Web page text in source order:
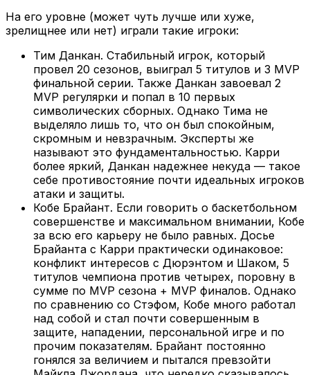
На его уровне (может чуть лучше или хуже,
зрелищнее или нет) играли такие игроки:
Тим Данкан. Стабильный игрок, который
провел 20 сезонов, выиграл 5 титулов и 3 MVP
финальной серии. Также Данкан завоевал 2
MVP регулярки и попал в 10 первых
символических сборных. Однако Тима не
выделяло лишь то, что он был спокойным,
скромным и невзрачным. Эксперты же
называют это фундаментальностью. Карри
более яркий, Данкан надежнее некуда — такое
себе противостояние почти идеальных игроков
атаки и защиты.
Кобе Брайант. Если говорить о баскетбольном
совершенстве и максимальном внимании, Кобе
за всю его карьеру не было равных. Досье
Брайанта с Карри практически одинаковое:
конфликт интересов с Дюрэнтом и Шаком, 5
титулов чемпиона против четырех, поровну в
сумме по MVP сезона + MVP финалов. Однако
по сравнению со Стэфом, Кобе много работал
над собой и стал почти совершенным в
защите, нападении, персональной игре и по
прочим показателям. Брайант постоянно
гонялся за величием и пытался превзойти